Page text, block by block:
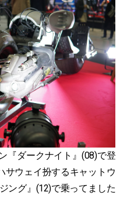
『ダークナイト』(08)で登
サウェイ扮するキャットウ
ング』(12)で乗ってました